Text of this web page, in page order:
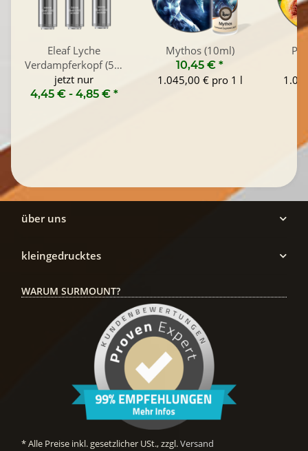
Eleaf Lyche
Verdampferkopf (5er
Pack)
jetzt nur
4,45 € - 4,85 € *
Mythos (10ml)
10,45 € *
1.045,00 € pro 1 l
über uns
kleingedrucktes
WARUM SURMOUNT?
* Alle Preise inkl. gesetzlicher USt., zzgl.Versand